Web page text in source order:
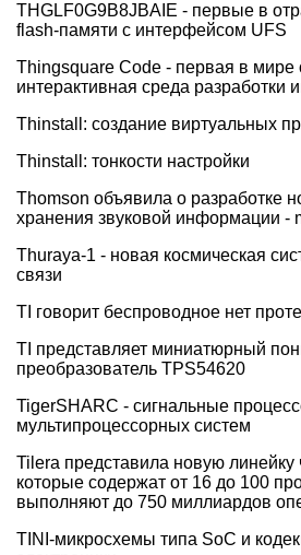
THGLF0G9B8JBAIE - первые в
flash-памяти с интерфейсом UFS
Thingsquare Code - первая в мире
интерактивная среда разработки
Thinstall: создание виртуальных
Thinstall: тонкости настройки
Thomson объявила о разработке
хранения звуковой информации -
Thuraya-1 - новая космическая
связи
TI говорит беспроводное нет
TI представляет миниатюрный
преобразователь TPS54620
TigerSHARC - сигнальные
мультипроцессорных систем
Tilera представила новую линейку
которые содержат от 16 до 100
выполняют до 750 миллиардов
TINI-микросхемы типа SoC и